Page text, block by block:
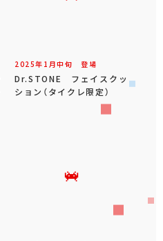
2025年 1 月中旬 登場
Dr.STONE フェイスクッ
ション（タイクレ限定）